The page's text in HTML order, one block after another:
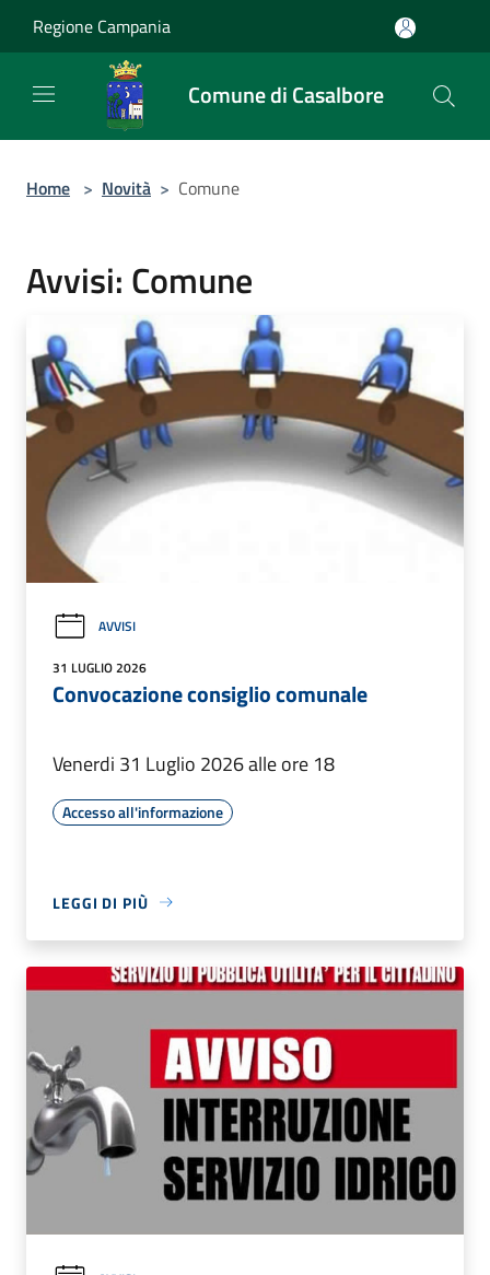
Regione Campania
Comune di Casalbore
Home > Novità > Comune
Avvisi: Comune
AVVISI
31 LUGLIO 2026
Convocazione consiglio comunale
Venerdi 31 Luglio 2026 alle ore 18
Accesso all'informazione
LEGGI DI PIÙ